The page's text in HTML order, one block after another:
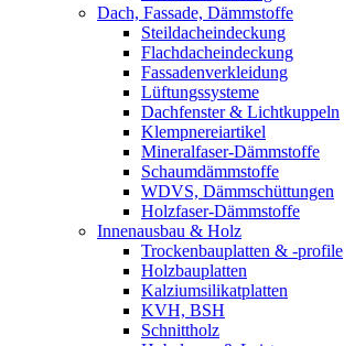
Dach, Fassade, Dämmstoffe
Steildacheindeckung
Flachdacheindeckung
Fassadenverkleidung
Lüftungssysteme
Dachfenster & Lichtkuppeln
Klempnereiartikel
Mineralfaser-Dämmstoffe
Schaumdämmstoffe
WDVS, Dämmschüttungen
Holzfaser-Dämmstoffe
Innenausbau & Holz
Trockenbauplatten & -profile
Holzbauplatten
Kalziumsilikatplatten
KVH, BSH
Schnittholz